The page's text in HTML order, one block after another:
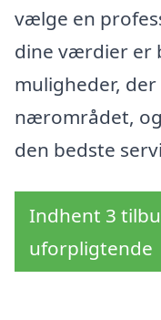
vælge en
dine værdier er
muligheder,
nærområdet,
den bedste
Indhent 3
uforpligtende